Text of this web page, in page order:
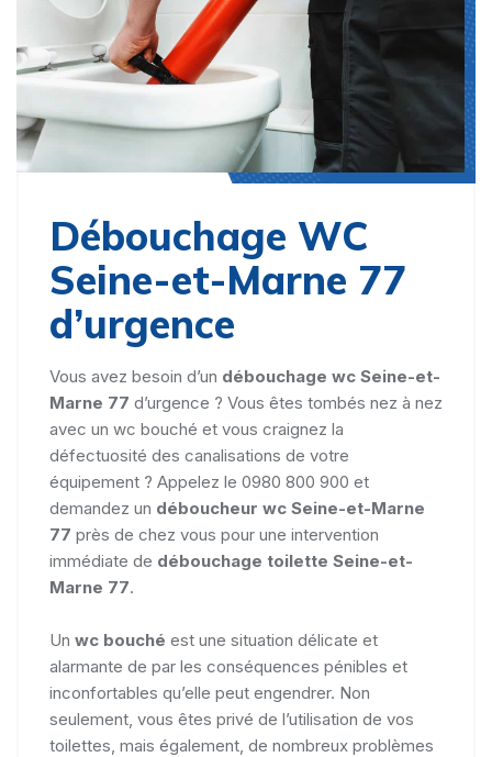
Débouchage WC
Seine-et-Marne 77
d’urgence
Vous avez besoin d’un débouchage wc Seine-et-
Marne 77 d’urgence ? Vous êtes tombés nez à nez
avec un wc bouché et vous craignez la
défectuosité des canalisations de votre
équipement ? Appelez le 0980 800 900 et
demandez un déboucheur wc Seine-et-Marne
77 près de chez vous pour une intervention
immédiate de débouchage toilette Seine-et-
Marne 77.
Un wc bouché est une situation délicate et
alarmante de par les conséquences pénibles et
inconfortables qu’elle peut engendrer. Non
seulement, vous êtes privé de l’utilisation de vos
toilettes, mais également, de nombreux problèmes